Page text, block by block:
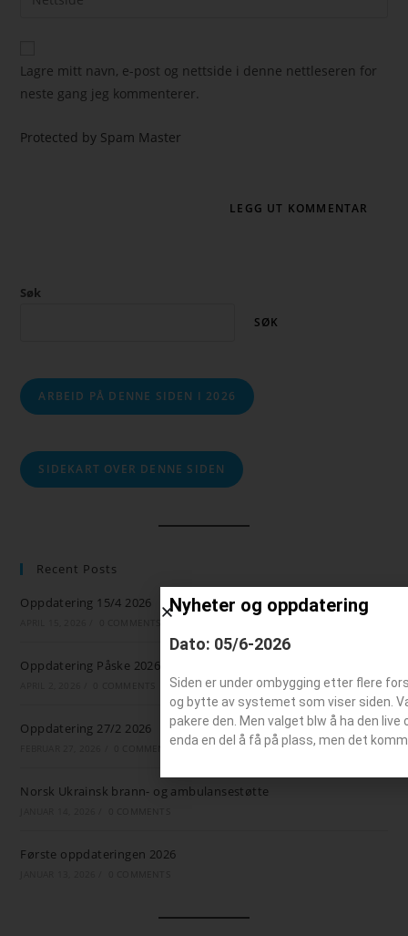
Lagre mitt navn, e-post og nettside i denne nettleseren for
neste gang jeg kommenterer.
Protected by Spam Master
Søk
SØK
ARBEID PÅ DENNE SIDEN I 2026
SIDEKART OVER DENNE SIDEN
Recent Posts
Oppdatering 15/4 2026
Oppdatering Påske 2026
Oppdatering 27/2 2026
0 COMMENTS
Norsk Ukrainsk brann- og ambulansestøtte
Første oppdateringen 2026
Nyheter og oppdatering
Dato: 05/6-2026
Siden er under ombygging etter flere
og bytte av systemet som viser siden.
pakere den. Men valget blw å ha den live
enda en del å få på plass, men det